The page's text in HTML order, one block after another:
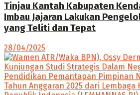
Tinjau Kantah Kabupaten
Imbau Jajaran Lakukan
yang Teliti dan Tepat
28/04/2025